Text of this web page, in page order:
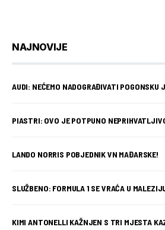
NAJNOVIJE
AUDI: NEĆEMO NADOGRAĐIVATI POGONSKU
PIASTRI: OVO JE POTPUNO
LANDO NORRIS POBJEDNIK VN MAĐARSKE!
SLUŽBENO: FORMULA 1 SE VRAĆA U
KIMI ANTONELLI KAŽNJEN S TRI MJESTA